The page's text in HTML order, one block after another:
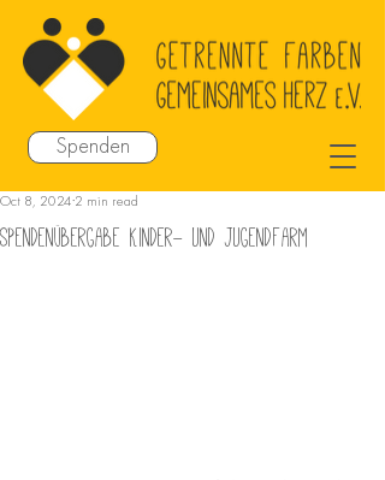
Spenden
Spendenübergabe Kinder- und Jugendfarm
Oct 8, 2024 2 min read